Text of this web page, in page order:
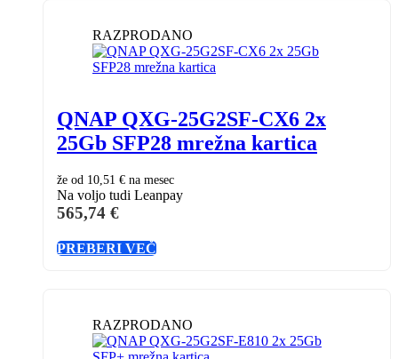
RAZPRODANO
QNAP QXG-25G2SF-CX6 2x
25Gb SFP28 mrežna kartica
že od 10,51 € na mesec
Na voljo tudi Leanpay
565,74 €
PREBERI VEČ
RAZPRODANO